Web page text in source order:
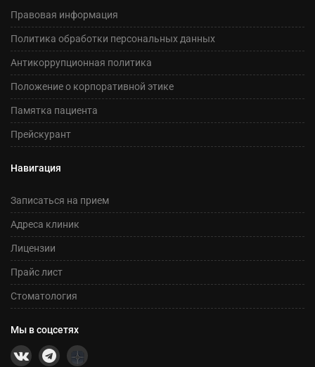
Правовая информация
Политика обработки персональных данных
Антикоррупционная политика
Положение о корпоративной этике
Памятка пациента
Прейскурант
Навигация
Записаться на прием
Адреса клиник
Лицензии
Прайс лист
Стоматология
Мы в соцсетях